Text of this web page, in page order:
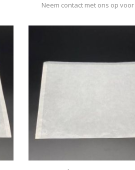
Neem contact met ons op